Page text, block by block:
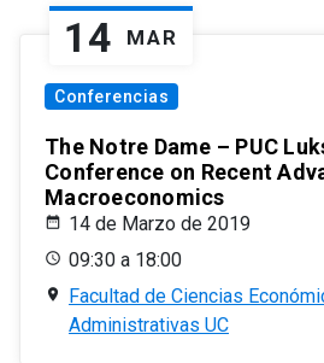
14 MAR
Conferencias
The Notre Dame – PUC
Conference on Recent
Macroeconomics
14 de Marzo de 2019
09:30 a 18:00
Facultad de Ciencias
Administrativas UC